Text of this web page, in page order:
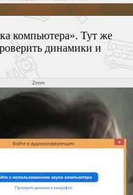
компьютера». Тут же
динамики и